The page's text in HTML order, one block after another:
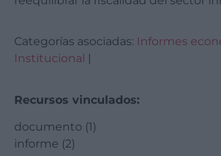
Categorías asociadas: Informes
Institucional
Recursos vinculados:
documento (1)
informe (2)